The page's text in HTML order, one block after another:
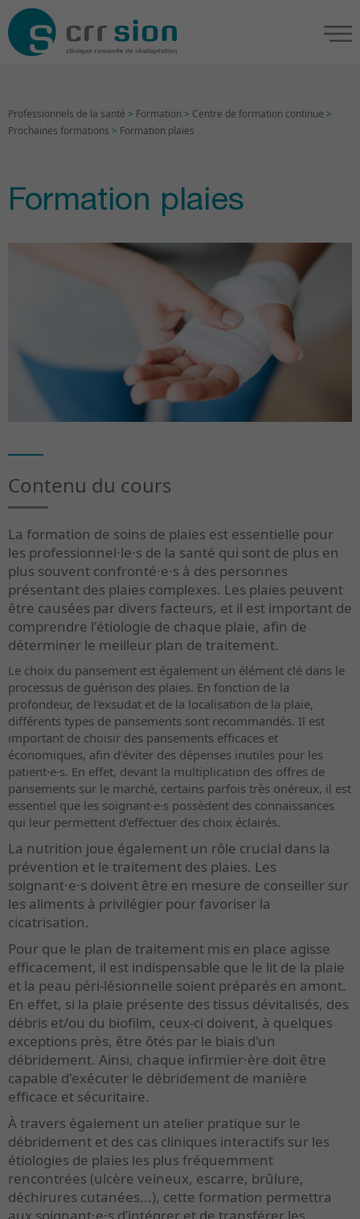
Professionnels de la santé > Formation> Centre de formation continue >
Prochaines formations > Formation plaies
Formation plaies
Contenu du cours
La formation de soins de plaies est essentielle pour
les professionnel·le·s de la santé qui sont de plus en
plus souvent confronté·e·s à des personnes
présentant des plaies complexes. Les plaies peuvent
être causées par divers facteurs, et il est important de
comprendre l'étiologie de chaque plaie, afin de
déterminer le meilleur plan de traitement.
Le choix du pansement est également un élément clé dans le
processus de guérison des plaies. En fonction de la
profondeur, de l'exsudat et de la localisation de la plaie,
différents types de pansements sont recommandés. Il est
important de choisir des pansements efficaces et
économiques, afin d’éviter des dépenses inutiles pour les
patient·e·s. En effet, devant la multiplication des offres de
pansements sur le marché, certains parfois très onéreux, il est
essentiel que les soignant·e·s possèdent des connaissances
qui leur permettent d'effectuer des choix éclairés.
La nutrition joue également un rôle crucial dans la
prévention et le traitement des plaies. Les
soignant·e·s doivent être en mesure de conseiller sur
les aliments à privilégier pour favoriser la
cicatrisation.
Pour que le plan de traitement mis en place agisse
efficacement, il est indispensable que le lit de la plaie
et la peau péri-lésionnelle soient préparés en amont.
En effet, si la plaie présente des tissus dévitalisés, des
débris et/ou du biofilm, ceux-ci doivent, à quelques
exceptions près, être ôtés par le biais d'un
débridement. Ainsi, chaque infirmier·ère doit être
capable d'exécuter le débridement de manière
efficace et sécuritaire.
À travers également un atelier pratique sur le
débridement et des cas cliniques interactifs sur les
étiologies de plaies les plus fréquemment
rencontrées (ulcère veineux, escarre, brûlure,
déchirures cutanées...), cette formation permettra
aux soignant·e·s d’intégrer et de transférer les